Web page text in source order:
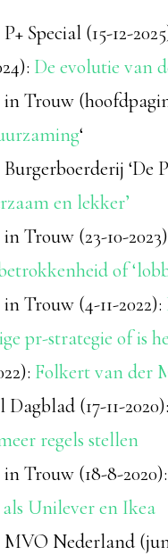
Special (15-12-
De evolutie van
Trouw
‘
‘De
en lekker’
Trouw (23-10-
of
Trouw (4-11-2022):
pr-strategie of is
Folkert van der
(17-11-2020):
regels stellen
Trouw (18-8-2020):
Unilever en Ikea
Nederland